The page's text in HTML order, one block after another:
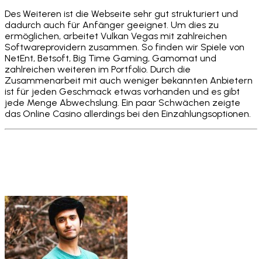
Des Weiteren ist die Webseite sehr gut strukturiert und
dadurch auch für Anfänger geeignet. Um dies zu
ermöglichen, arbeitet Vulkan Vegas mit zahlreichen
Softwareprovidern zusammen. So finden wir Spiele von
NetEnt, Betsoft, Big Time Gaming, Gamomat und
zahlreichen weiteren im Portfolio. Durch die
Zusammenarbeit mit auch weniger bekannten Anbietern
ist für jeden Geschmack etwas vorhanden und es gibt
jede Menge Abwechslung. Ein paar Schwächen zeigte
das Online Casino allerdings bei den Einzahlungsoptionen.